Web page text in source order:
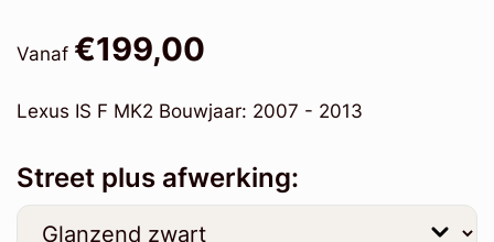
Vanaf €199,00
Lexus IS F MK2 Bouwjaar: 2007 - 2013
Street plus afwerking: